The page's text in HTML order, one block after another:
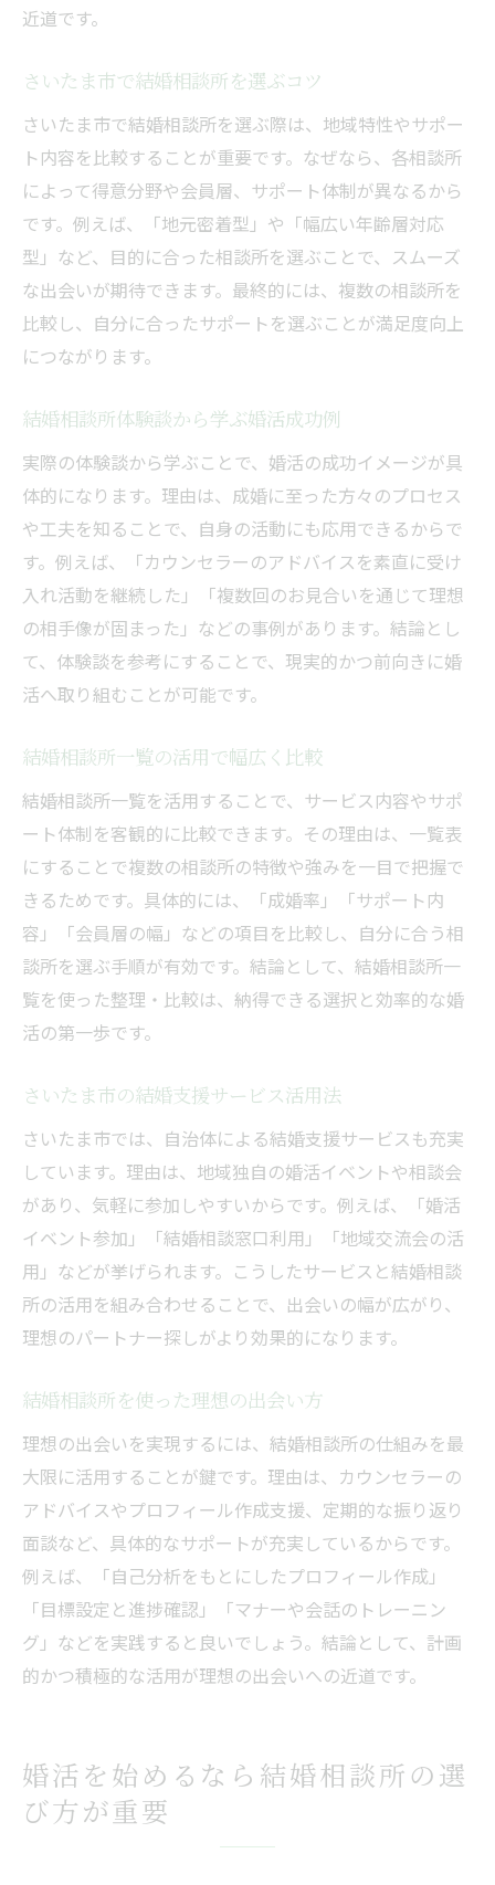
結婚相談所利用時のトラブル回避法
信頼される結婚相談所の選び方体験記
職場にバレずに婚活できる方法を知る
結婚相談所で職場にバレずに活動するコツ
結婚相談所選びでプライバシーを守る方法
オンライン面談を活用した婚活の進め方
結婚相談所の情報管理と安心ポイント
ブログ体験談から学ぶバレない婚活術
結婚相談所の3ヶ月ルールとは何かを解説
結婚相談所の3ヶ月ルールの基本を理解
成婚率アップに繋げる3ヶ月間の行動
結婚相談所体験談で知る3ヶ月のリアル
婚活成功者に聞く3ヶ月ルールの活用法
結婚相談所での3ヶ月間の注意点まとめ
年齢別に見る3ヶ月ルールの活用ポイント
婚活イベントと結婚相談所の違いを比較
さいたま市の婚活イベント特徴を解説
結婚相談所選びとイベント参加の使い分け
体験談から分かる両者のメリットと注意点
結婚相談所利用時の出会いの質とは
婚活イベントと比較した安心ポイント
年齢別に見る結婚相談所の成婚傾向と対策
結婚相談所で一番モテる年齢層の傾向
年齢別の成婚率と婚活対策を解説
年の差婚を叶える相談所の活用法
年代ごとの結婚相談所選びのポイント
成婚傾向から学ぶ理想の婚活戦略
効率よく理想の出会いを叶える婚活計画
結婚相談所を活用した効率的な婚活計画
理想の出会いを実現する相談所選び
結婚相談所体験談で知る婚活成功法則
結婚相談所と婚活イベントの賢い併用法
自分に合った結婚相談所活用の極意
近道です。
さいたま市で結婚相談所を選ぶコツ
さいたま市で結婚相談所を選ぶ際は、地域特性やサポー
ト内容を比較することが重要です。なぜなら、各相談所
によって得意分野や会員層、サポート体制が異なるから
です。例えば、「地元密着型」や「幅広い年齢層対応
型」など、目的に合った相談所を選ぶことで、スムーズ
な出会いが期待できます。最終的には、複数の相談所を
比較し、自分に合ったサポートを選ぶことが満足度向上
につながります。
結婚相談所体験談から学ぶ婚活成功例
実際の体験談から学ぶことで、婚活の成功イメージが具
体的になります。理由は、成婚に至った方々のプロセス
や工夫を知ることで、自身の活動にも応用できるからで
す。例えば、「カウンセラーのアドバイスを素直に受け
入れ活動を継続した」「複数回のお見合いを通じて理想
の相手像が固まった」などの事例があります。結論とし
て、体験談を参考にすることで、現実的かつ前向きに婚
活へ取り組むことが可能です。
結婚相談所一覧の活用で幅広く比較
結婚相談所一覧を活用することで、サービス内容やサポ
ート体制を客観的に比較できます。その理由は、一覧表
にすることで複数の相談所の特徴や強みを一目で把握で
きるためです。具体的には、「成婚率」「サポート内
容」「会員層の幅」などの項目を比較し、自分に合う相
談所を選ぶ手順が有効です。結論として、結婚相談所一
覧を使った整理・比較は、納得できる選択と効率的な婚
活の第一歩です。
さいたま市の結婚支援サービス活用法
さいたま市では、自治体による結婚支援サービスも充実
しています。理由は、地域独自の婚活イベントや相談会
があり、気軽に参加しやすいからです。例えば、「婚活
イベント参加」「結婚相談窓口利用」「地域交流会の活
用」などが挙げられます。こうしたサービスと結婚相談
所の活用を組み合わせることで、出会いの幅が広がり、
理想のパートナー探しがより効果的になります。
結婚相談所を使った理想の出会い方
理想の出会いを実現するには、結婚相談所の仕組みを最
大限に活用することが鍵です。理由は、カウンセラーの
アドバイスやプロフィール作成支援、定期的な振り返り
面談など、具体的なサポートが充実しているからです。
例えば、「自己分析をもとにしたプロフィール作成」
「目標設定と進捗確認」「マナーや会話のトレーニン
グ」などを実践すると良いでしょう。結論として、計画
的かつ積極的な活用が理想の出会いへの近道です。
婚活を始めるなら結婚相談所の選
び方が重要